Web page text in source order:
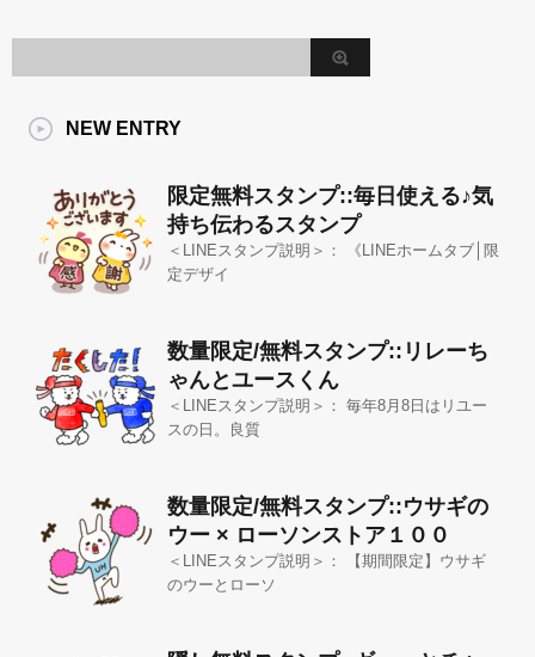
NEW ENTRY
限定無料スタンプ::毎日使える♪気
持ち伝わるスタンプ
＜LINEスタンプ説明＞： 《LINEホームタブ│限
定デザイ
数量限定/無料スタンプ::リレーち
ゃんとユースくん
＜LINEスタンプ説明＞： 毎年8月8日はリユー
スの日。良質
数量限定/無料スタンプ::ウサギの
ウー × ローソンストア１００
＜LINEスタンプ説明＞： 【期間限定】ウサギ
のウーとローソ